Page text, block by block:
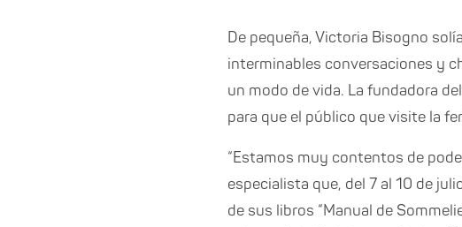
De pequeña, Victoria Bisogno
interminables conversaciones y
un modo de vida. La fundadora
para que el público que visite la
“Estamos muy contentos de
especialista que, del 7 al 10 de
de sus libros “Manual de